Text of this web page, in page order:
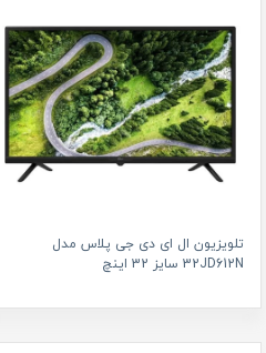
تلویزیون ال ای دی جی پلاس مدل
32JD612N سایز 32 اینچ